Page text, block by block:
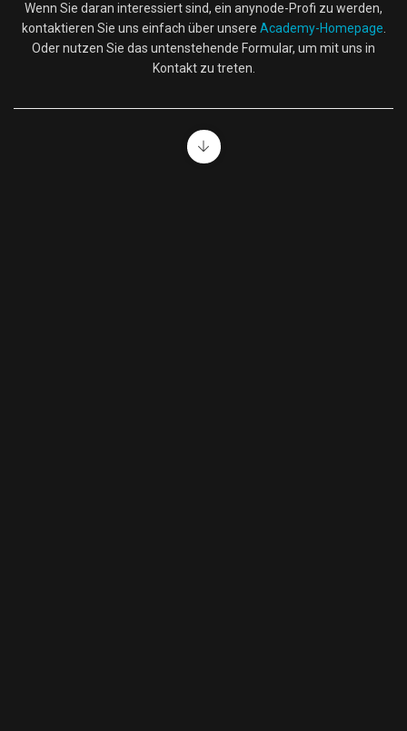
Wenn Sie daran interessiert sind, ein anynode-Profi zu werden,
kontaktieren Sie uns einfach über unsere Academy-Homepage
Oder nutzen Sie das untenstehende Formular, um mit uns in
Kontakt zu treten.